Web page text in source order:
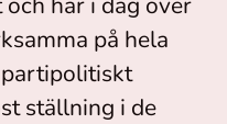
på hela
ställning i de